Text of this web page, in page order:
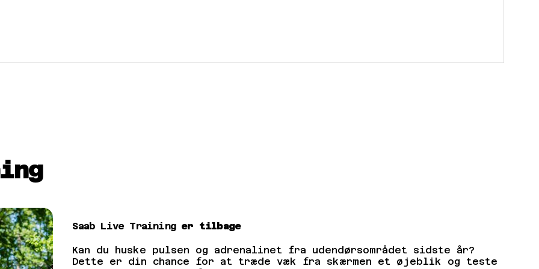
Saab Live Traininger tilbage
Kan du huske pulsen og adrenalinet fra udendørsområdet sidste år?
Dette er din chance for at træde væk fra skærmen et øjeblik og teste